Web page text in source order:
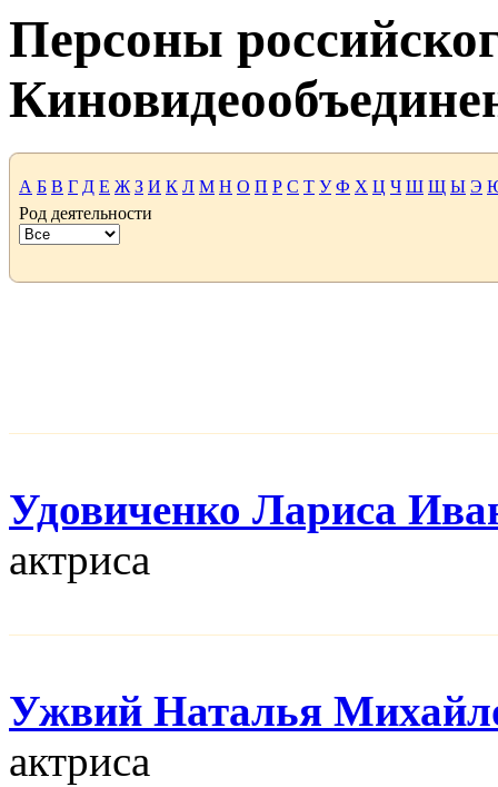
Персоны
А Б В Г Д Е Ж З И К Л М Н О П Р С Т У Ф Х Ц Ч Ш Щ Ы Э
Род деятельности
Удовиченко Лариса
актриса
Ужвий Наталья
актриса